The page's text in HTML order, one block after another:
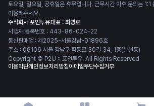
토요일, 일요일, 공휴일은 휴무입니다. 근무시간 이후 문의는 1:1
이용해주세요.
주식회사 포인투유대표 : 최병호
사업자 등록번호 : 443-86-024-22
통신판매업 : 제2025-서울강남-01896호
주소 : 06106 서울 강남구 학동로 30길 34, 1층(논현동)
Copyright © P2U :: 포인투유. All Rights Reserved
이용약관개인정보처리방침이메일무단수집거부